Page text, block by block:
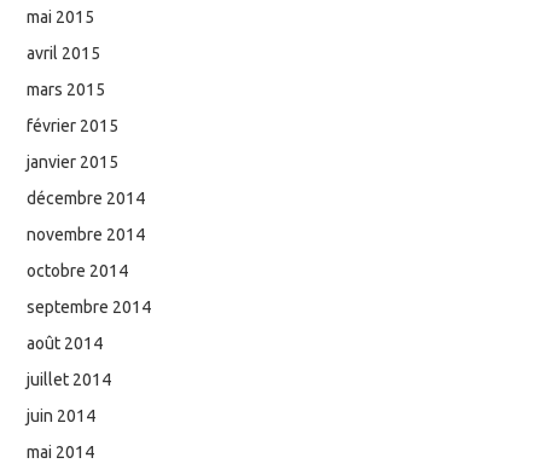
mai 2015
avril 2015
mars 2015
février 2015
janvier 2015
décembre 2014
novembre 2014
octobre 2014
septembre 2014
août 2014
juillet 2014
juin 2014
mai 2014